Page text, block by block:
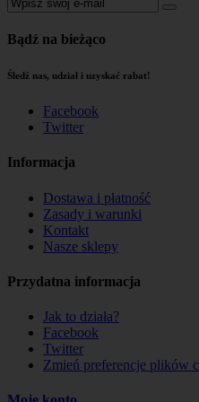
Bądź na bieżąco
Śledź nas, udział i uzyskać rabat!
Facebook
Twitter
Informacja
Dostawa i płatność
Zasady i warunki
Kontakt
Nasze sklepy
Przydatna informacja
Jak to działa?
Facebook
Twitter
Zmień preferencje plików